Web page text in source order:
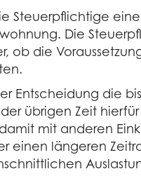
Steuerpflichtige
Die
ob die
Entscheidung die
übrigen Zeit
mit anderen
einen längeren